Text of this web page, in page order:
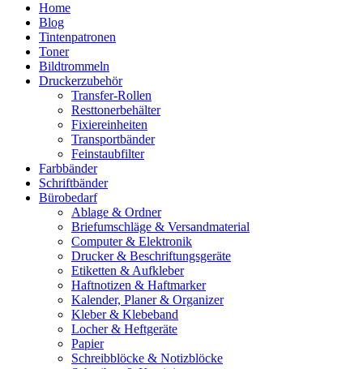
Home
Blog
Tintenpatronen
Toner
Bildtrommeln
Druckerzubehör
Transfer-Rollen
Resttonerbehälter
Fixiereinheiten
Transportbänder
Feinstaubfilter
Farbbänder
Schriftbänder
Bürobedarf
Ablage & Ordner
Briefumschläge & Versandmaterial
Computer & Elektronik
Drucker & Beschriftungsgeräte
Etiketten & Aufkleber
Haftnotizen & Haftmarker
Kalender, Planer & Organizer
Kleber & Klebeband
Locher & Heftgeräte
Papier
Schreibblöcke & Notizblöcke